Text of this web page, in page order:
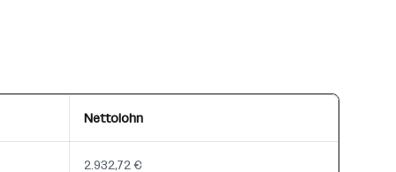
Nettolohn
2.932,72 €